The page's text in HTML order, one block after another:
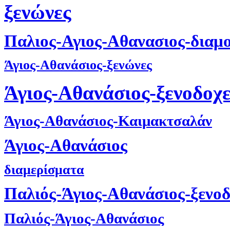
ξενώνες
Παλιος-Αγιος-Αθανασιος-
Άγιος-Αθανάσιος-ξενώνες
Άγιος-Αθανάσιος-
Άγιος-Αθανάσιος-Καιμακτσαλάν
Άγιος-Αθανάσιος
διαμερίσματα
Παλιός-Άγιος-Αθανάσιος-
Παλιός-Άγιος-Αθανάσιος